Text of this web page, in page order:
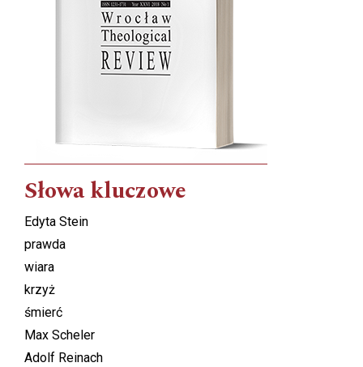
Słowa kluczowe
Edyta Stein
prawda
wiara
krzyż
śmierć
Max Scheler
Adolf Reinach